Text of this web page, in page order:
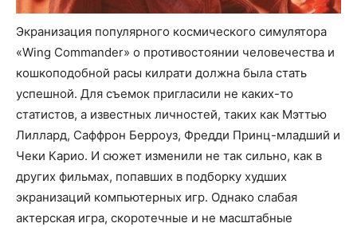
Экранизация популярного космического симулятора
«Wing Commander» о противостоянии человечества и
кошкоподобной расы килрати должна была стать
успешной. Для съемок пригласили не каких-то
статистов, а известных личностей, таких как Мэттью
Лиллард, Саффрон Берроуз, Фредди Принц-младший и
Чеки Карио. И сюжет изменили не так сильно, как в
других фильмах, попавших в подборку худших
экранизаций компьютерных игр. Однако слабая
актерская игра, скоротечные и не масштабные